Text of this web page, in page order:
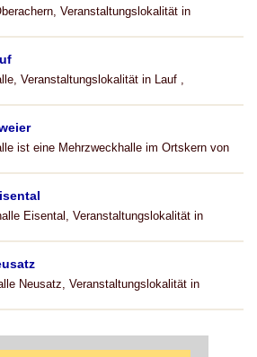
Veranstaltungslokalität in
Veranstaltungslokalität in Lauf ,
ist eine Mehrzweckhalle im Ortskern von
Eisental, Veranstaltungslokalität in
Neusatz, Veranstaltungslokalität in